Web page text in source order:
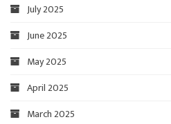
July 2025
June 2025
May 2025
April 2025
March 2025